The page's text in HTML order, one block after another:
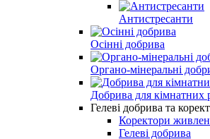
Антистресанти
Осінні добрива
Органо-мінеральні
Добрива для кімнатних
Гелеві добрива та
Коректори
Гелеві добрива